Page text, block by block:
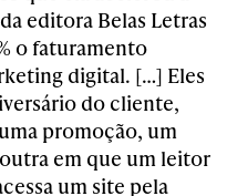
editora Belas Letras
o faturamento
digital. […] Eles
do cliente,
promoção, um
em que um leitor
um site pela